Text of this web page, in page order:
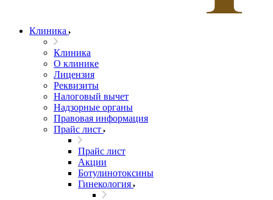
Клиника
Клиника
О клинике
Лицензия
Реквизиты
Налоговый вычет
Надзорные органы
Правовая информация
Прайс лист
Прайс лист
Акции
Ботулинотоксины
Гинекология